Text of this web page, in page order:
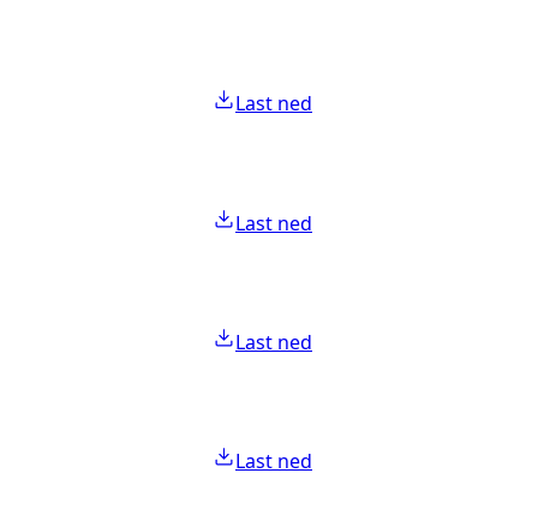
Last ned
Last ned
Last ned
Last ned